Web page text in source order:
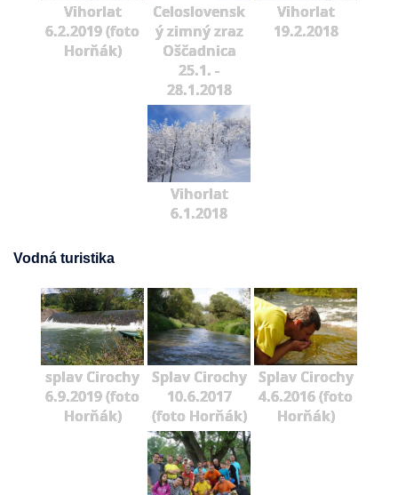
Vihorlat
6.2.2019 (foto
Horňák)
Celoslovensk
ý zimný zraz
Oščadnica
25.1. -
28.1.2018
Vihorlat
19.2.2018
Vihorlat
6.1.2018
Vodná turistika
splav Cirochy
6.9.2019 (foto
Horňák)
Splav Cirochy
10.6.2017
(foto Horňák)
Splav Cirochy
4.6.2016 (foto
Horňák)